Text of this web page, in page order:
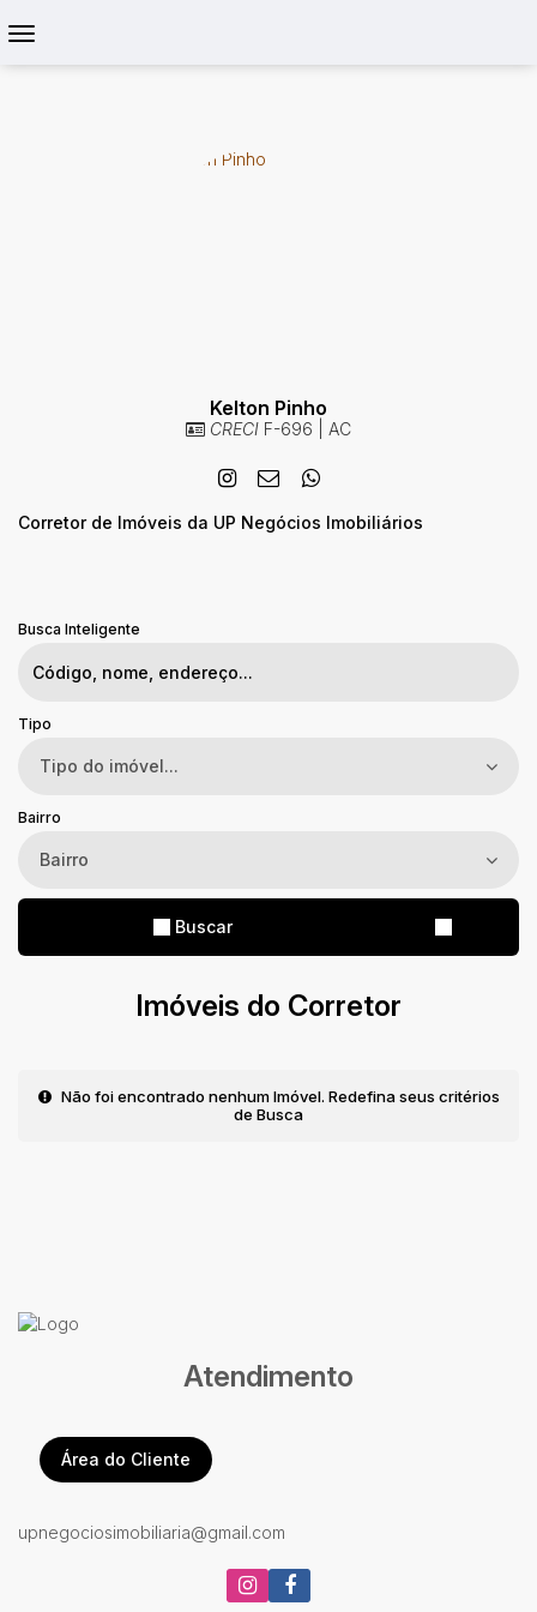
Kelton Pinho
CRECI F-696 | AC
Corretor de Imóveis da UP Negócios Imobiliários
Busca Inteligente
Tipo
Tipo do imóvel...
Bairro
Bairro
Buscar
Imóveis do Corretor
Não foi encontrado nenhum Imóvel. Redefina seus critérios
de Busca
Atendimento
Área do Cliente
upnegociosimobiliaria@gmail.com